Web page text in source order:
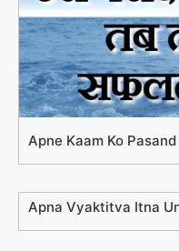
Apne Kaam Ko
Apna Vyaktitva Itna